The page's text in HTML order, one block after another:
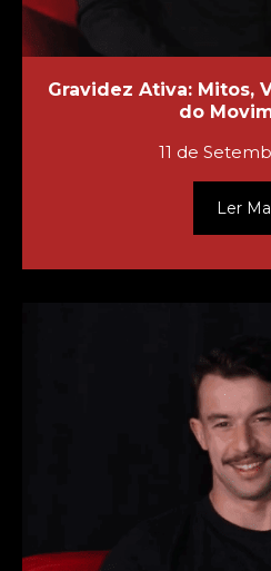
Gravidez Ativa: Mitos,
do
11 de
Ler